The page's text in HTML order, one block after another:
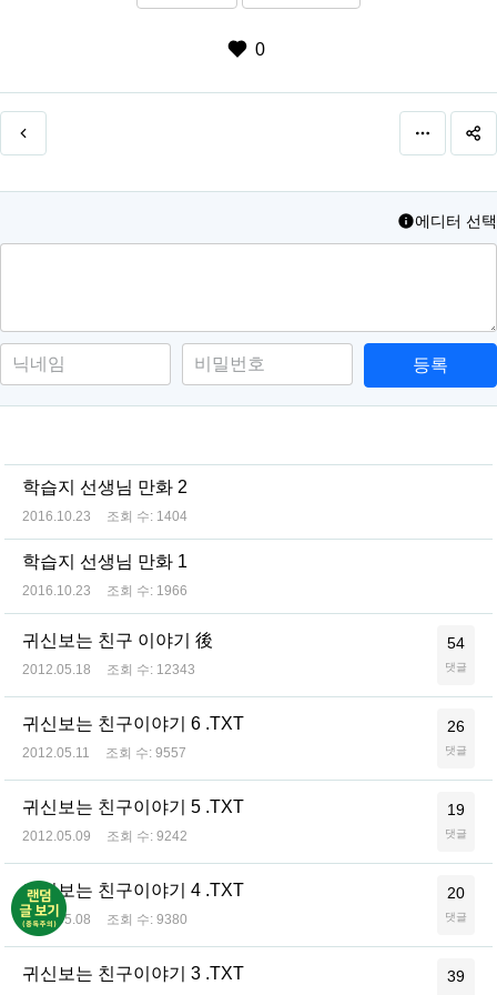
0
에디터 선택
등록
학습지 선생님 만화 2
2016.10.23 조회 수: 1404
학습지 선생님 만화 1
2016.10.23 조회 수: 1966
귀신보는 친구 이야기 後
2012.05.18 조회 수: 12343
54
댓글
귀신보는 친구이야기 6 .TXT
2012.05.11 조회 수: 9557
26
댓글
귀신보는 친구이야기 5 .TXT
2012.05.09 조회 수: 9242
19
댓글
귀신보는 친구이야기 4 .TXT
2012.05.08 조회 수: 9380
20
댓글
귀신보는 친구이야기 3 .TXT 39